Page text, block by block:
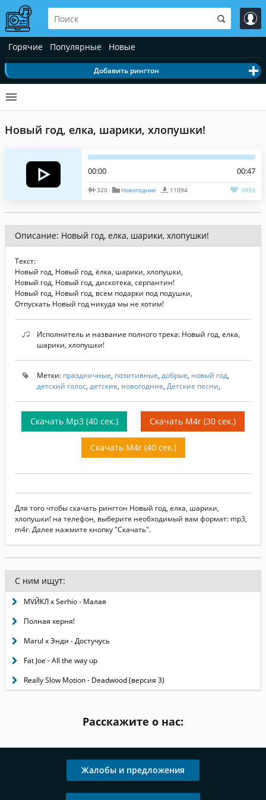
Горячие Популярные Новые
Добавить рингтон
Новый год, елка, шарики, хлопушки!
00:00 00:47
320 Новогодние 11094 3993
Описание: Новый год, елка, шарики, хлопушки!
Текст:
Новый год, Новый год, ёлка, шарики, хлопушки,
Новый год, Новый год, дискотека, серпантин!
Новый год, Новый год, всем подарки под подушки,
Отпускать Новый год никуда мы не хотим!
Исполнитель и название полного трека: Новый год, елка,
шарики, хлопушки!
Метки: праздничные, позитивные, добрые, новый год,
детский голос, детские, новогодние, Детские песни,
Скачать Mp3 (40 сек.) Скачать M4r (30 сек.)
Скачать M4r (40 сек.)
Для того чтобы скачать рингтон Новый год, елка, шарики,
хлопушки! на телефон, выберите необходимый вам формат: mp3,
m4r. Далее нажмите кнопку "Скачать".
С ним ищут:
МVЙКЛ x Serhio - Малая
Полная херня!
Marul x Энди - Достучусь
Fat Joe - All the way up
Really Slow Motion - Deadwood (версия 3)
Расскажите о нас:
Жалобы и предложения